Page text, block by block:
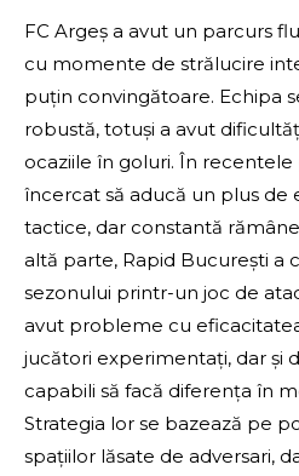
FC Argeș a avut un parcurs
cu momente de strălucire
puțin convingătoare. Echipa
robustă, totuși a avut
ocaziile în goluri. În
încercat să aducă un plus de
tactice, dar constantă
altă parte, Rapid București a
sezonului printr-un joc de
avut probleme cu
jucători experimentați, dar și
capabili să facă diferența în
Strategia lor se bazează pe
spațiilor lăsate de adversari,